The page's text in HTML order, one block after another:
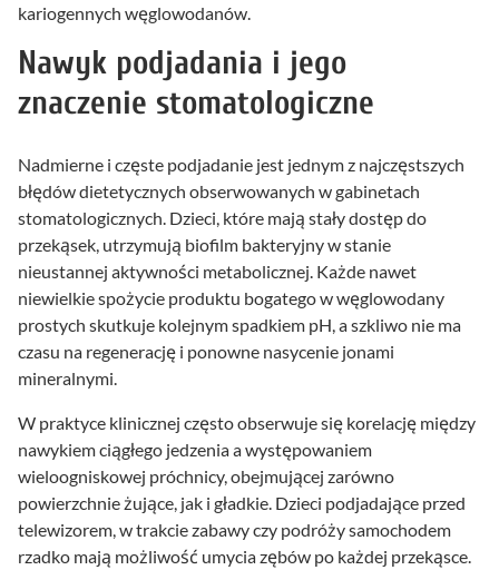
kariogennych węglowodanów.
Nawyk podjadania i jego
znaczenie stomatologiczne
Nadmierne i częste podjadanie jest jednym z najczęstszych
błędów dietetycznych obserwowanych w gabinetach
stomatologicznych. Dzieci, które mają stały dostęp do
przekąsek, utrzymują biofilm bakteryjny w stanie
nieustannej aktywności metabolicznej. Każde nawet
niewielkie spożycie produktu bogatego w węglowodany
prostych skutkuje kolejnym spadkiem pH, a szkliwo nie ma
czasu na regenerację i ponowne nasycenie jonami
mineralnymi.
W praktyce klinicznej często obserwuje się korelację między
nawykiem ciągłego jedzenia a występowaniem
wieloogniskowej próchnicy, obejmującej zarówno
powierzchnie żujące, jak i gładkie. Dzieci podjadające przed
telewizorem, w trakcie zabawy czy podróży samochodem
rzadko mają możliwość umycia zębów po każdej przekąsce.